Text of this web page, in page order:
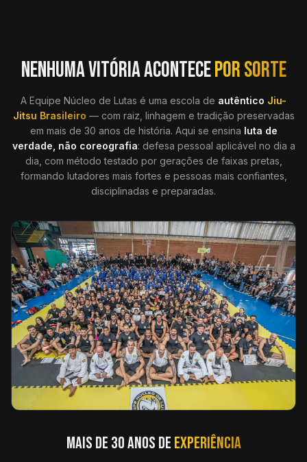
NENHUMA VITÓRIA ACONTECEPOR SORTE
A Equipe Núcleo de Lutas é uma escola de autêntico Jiu-
Jitsu Brasileiro — com raiz, linhagem e tradição preservadas
em mais de 30 anos de história. Aqui se ensina luta de
verdade, não coreografia: defesa pessoal aplicável no dia a
dia, com método testado por gerações de faixas pretas,
formando lutadores mais fortes e pessoas mais confiantes,
disciplinadas e preparadas.
MAIS DE 30 ANOS DE EXPERIÊNCIA